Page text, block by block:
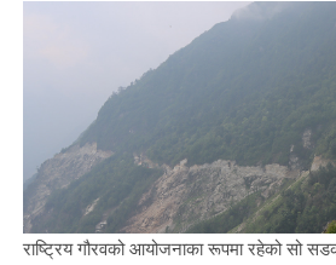
राष्ट्रिय गौरवको आयोजनाका रूपमा रहेको सो